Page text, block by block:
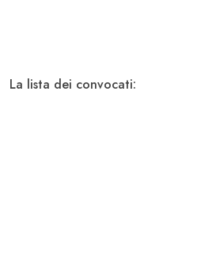
La lista dei convocati: